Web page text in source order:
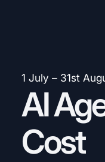
1 July – 31st
AI
Cost